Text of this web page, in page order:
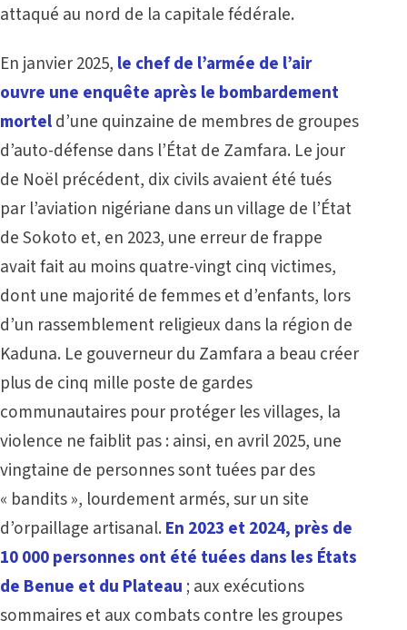
attaqué au nord de la capitale fédérale.
En janvier 2025, le chef de l’armée de l’air
ouvre une enquête après le bombardement
morteld’une quinzaine de membres de groupes
d’auto-défense dans l’État de Zamfara. Le jour
de Noël précédent, dix civils avaient été tués
par l’aviation nigériane dans un village de l’État
de Sokoto et, en 2023, une erreur de frappe
avait fait au moins quatre-vingt cinq victimes,
dont une majorité de femmes et d’enfants, lors
d’un rassemblement religieux dans la région de
Kaduna. Le gouverneur du Zamfara a beau créer
plus de cinq mille poste de gardes
communautaires pour protéger les villages, la
violence ne faiblit pas : ainsi, en avril 2025, une
vingtaine de personnes sont tuées par des
« bandits », lourdement armés, sur un site
d’orpaillage artisanal. En 2023 et 2024, près de
10 000 personnes ont été tuées dans les États
de Benue et du Plateau ; aux exécutions
sommaires et aux combats contre les groupes